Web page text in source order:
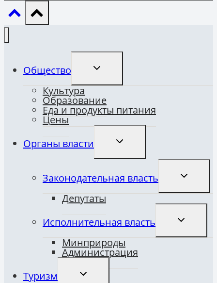
Общество
ПЕРЕКЛЮЧИТЬ
ДОЧЕРНЕЕ
Культура
Образование
Еда и продукты питания
Цены
Органы власти
ПЕРЕКЛЮЧИТЬ
ДОЧЕРНЕЕ
Законодательная власть
Депутаты
Исполнительная власть
Минприроды
Администрация
Туризм
ПЕРЕКЛЮЧИТЬ
ДОЧЕРНЕЕ